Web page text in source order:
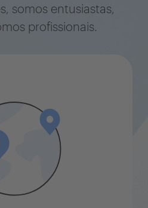
somos entusiastas,
profissionais.